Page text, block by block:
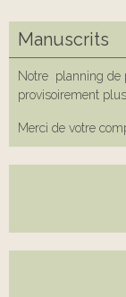
Manuscrits
Notre planning de
provisoirement
Merci de votre